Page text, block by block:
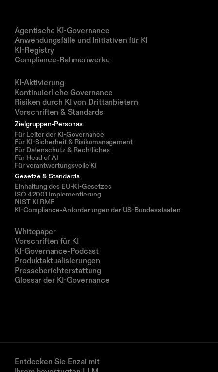
Agentische KI-Governance
Anwendungsfälle und Initiativen für KI
KI-Registry
Compliance-Rahmenwerke
KI-Aktivierung
Kontinuierliche Governance
Risiken durch KI von Drittanbietern
Vorschriften & Standards
Zielgruppen-Personas
Für Leiter der KI-Governance
Für KI-Sicherheit & Risikomanagement
Für Datenschutz & Rechtliches
Für Head of AI
Für verantwortungsvolle KI
Gesetze & Standards
Einhaltung des EU-KI-Gesetzes
ISO 42001 Implementierung
NIST KI RMF
KI-Compliance-Anforderungen der US-Bundesstaaten
Whitepaper
Vorschriften für KI
KI-Governance-Podcast
Produktaktualisierungen
Presseberichterstattung
Glossar der KI-Governance
Entdecken Sie Enzai mit